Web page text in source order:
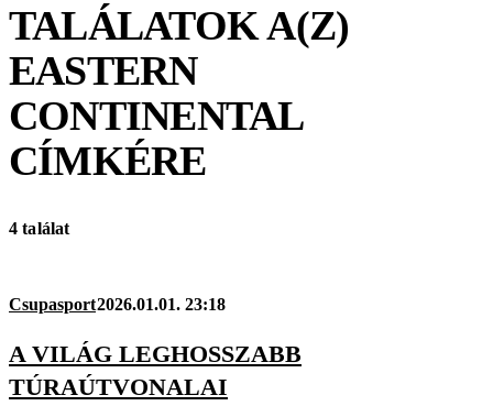
TALÁLATOK A(Z)
EASTERN
CONTINENTAL
CÍMKÉRE
4 találat
Csupasport2026.01.01. 23:18
A VILÁG LEGHOSSZABB
TÚRAÚTVONALAI